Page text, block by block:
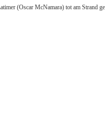
(Oscar McNamara) tot am Strand